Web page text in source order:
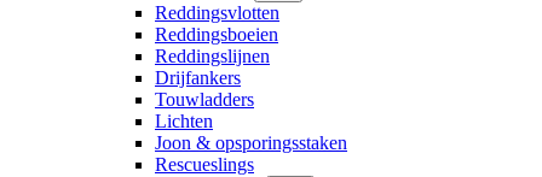
Reddingsvlotten
Reddingsboeien
Reddingslijnen
Drijfankers
Touwladders
Lichten
Joon & opsporingsstaken
Rescueslings